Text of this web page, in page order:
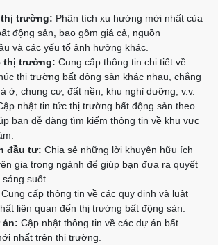
trường: Phân tích xu hướng mới nhất của
động sản, bao gồm giá cả, nguồn
và các yếu tố ảnh hưởng khác.
thị trường: Cung cấp thông tin chi tiết về
thị trường bất động sản khác nhau, chẳng
ở, chung cư, đất nền, khu nghỉ dưỡng, v.v.
nhật tin tức thị trường bất động sản theo
bạn dễ dàng tìm kiếm thông tin về khu vực
đầu tư: Chia sẻ những lời khuyên hữu ích
gia trong ngành để giúp bạn đưa ra quyết
suốt.
Cung cấp thông tin về các quy định và luật
liên quan đến thị trường bất động sản.
Cập nhật thông tin về các dự án bất
nhất trên thị trường.